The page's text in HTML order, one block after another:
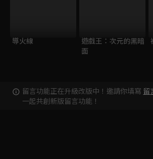
導火線
遊戲王：次元的黑暗
面
留言功能正在升級改版中！邀請你填寫 留
一起共創新版留言功能！